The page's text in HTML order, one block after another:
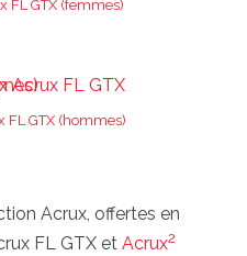
FL GTX (femmes)
FL GTX (hommes)
Acrux, offertes en
FL GTX et Acrux2